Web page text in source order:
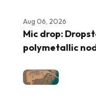
Aug 06, 2026
Mic drop:
polymetallic